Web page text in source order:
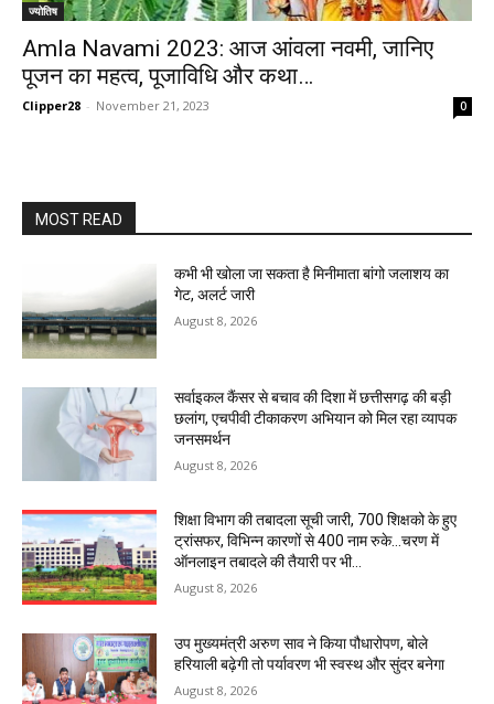
ज्योतिष
Amla Navami 2023: आज आंवला नवमी, जानिए
पूजन का महत्व, पूजाविधि और कथा…
Clipper28 - November 21, 2023 0
MOST READ
कभी भी खोला जा सकता है मिनीमाता बांगो जलाशय का
गेट, अलर्ट जारी
August 8, 2026
सर्वाइकल कैंसर से बचाव की दिशा में छत्तीसगढ़ की बड़ी
छलांग, एचपीवी टीकाकरण अभियान को मिल रहा व्यापक
जनसमर्थन
August 8, 2026
शिक्षा विभाग की तबादला सूची जारी, 700 शिक्षको के हुए
ट्रांसफर, विभिन्न कारणों से 400 नाम रुके…चरण में
ऑनलाइन तबादले की तैयारी पर भी...
August 8, 2026
उप मुख्यमंत्री अरुण साव ने किया पौधारोपण, बोले
हरियाली बढ़ेगी तो पर्यावरण भी स्वस्थ और सुंदर बनेगा
August 8, 2026